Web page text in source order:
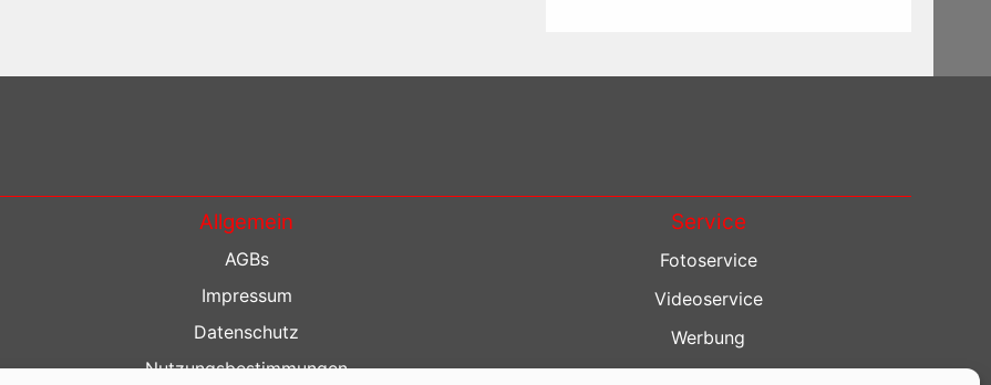
Allgemein
AGBs
Impressum
Datenschutz
Nutzungsbestimmungen
Service
Fotoservice
Videoservice
Werbung